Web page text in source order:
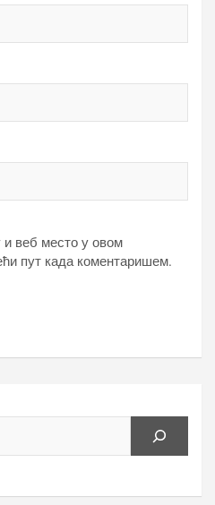
и веб место у овом
пут када коментаришем.